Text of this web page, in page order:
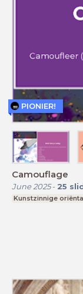
Camouflage
June 2025- 25
Kunstzinnige
PIONIER!